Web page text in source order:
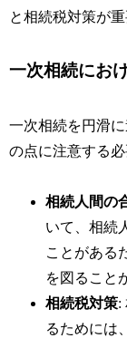
と相続税対策が重
一次相続にお
一次相続を円滑
の点に注意する必
相続人間の
いて、相続
ことがある
を図ること
相続税対策:
るためには